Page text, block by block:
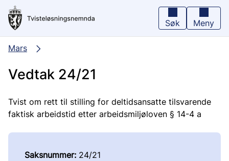
Hopp
hovedinnhold
Søk Meny
Mars
Vedtak 24/21
Tvist om rett til stilling for deltidsansatte tilsvarende
faktisk arbeidstid etter arbeidsmiljøloven § 14-4 a
Saksnummer: 24/21